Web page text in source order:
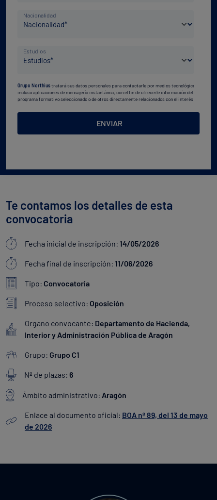
País
de
Nacionalidad
Nivel
de
*
Estudios
Grupo Northiustratará sus datos personales para contactarle por medios tecnológicos,
incluso aplicaciones de mensajería instantánea, con el fin de ofrecerle información del
programa formativo seleccionado o de otros directamente relacionados con el interés
correspondiente. Compartiremos su solicitud con las empresas que conforman elGrupo
servicios de acuerdo a su petición. Quedan reconocidos los derechos de acceso,
rectificación, supresión, oposición, limitación, tal y como se explica en la
ENVIAR
Te contamos los detalles de esta
convocatoria
Fecha inicial de inscripción: 14/05/2026
Fecha final de inscripción: 11/06/2026
Tipo: Convocatoria
Proceso selectivo: Oposición
Organo convocante: Departamento de Hacienda,
Interior y Administración Pública de Aragón
Grupo: Grupo C1
Nº de plazas: 6
Ámbito administrativo: Aragón
Enlace al documento oficial: BOA nº 89, del 13 de mayo
de 2026